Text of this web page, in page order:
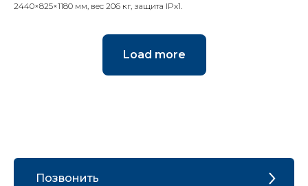
2440×825×1180 мм, вес 206 кг, защита IPx1.
Load more
Позвонить